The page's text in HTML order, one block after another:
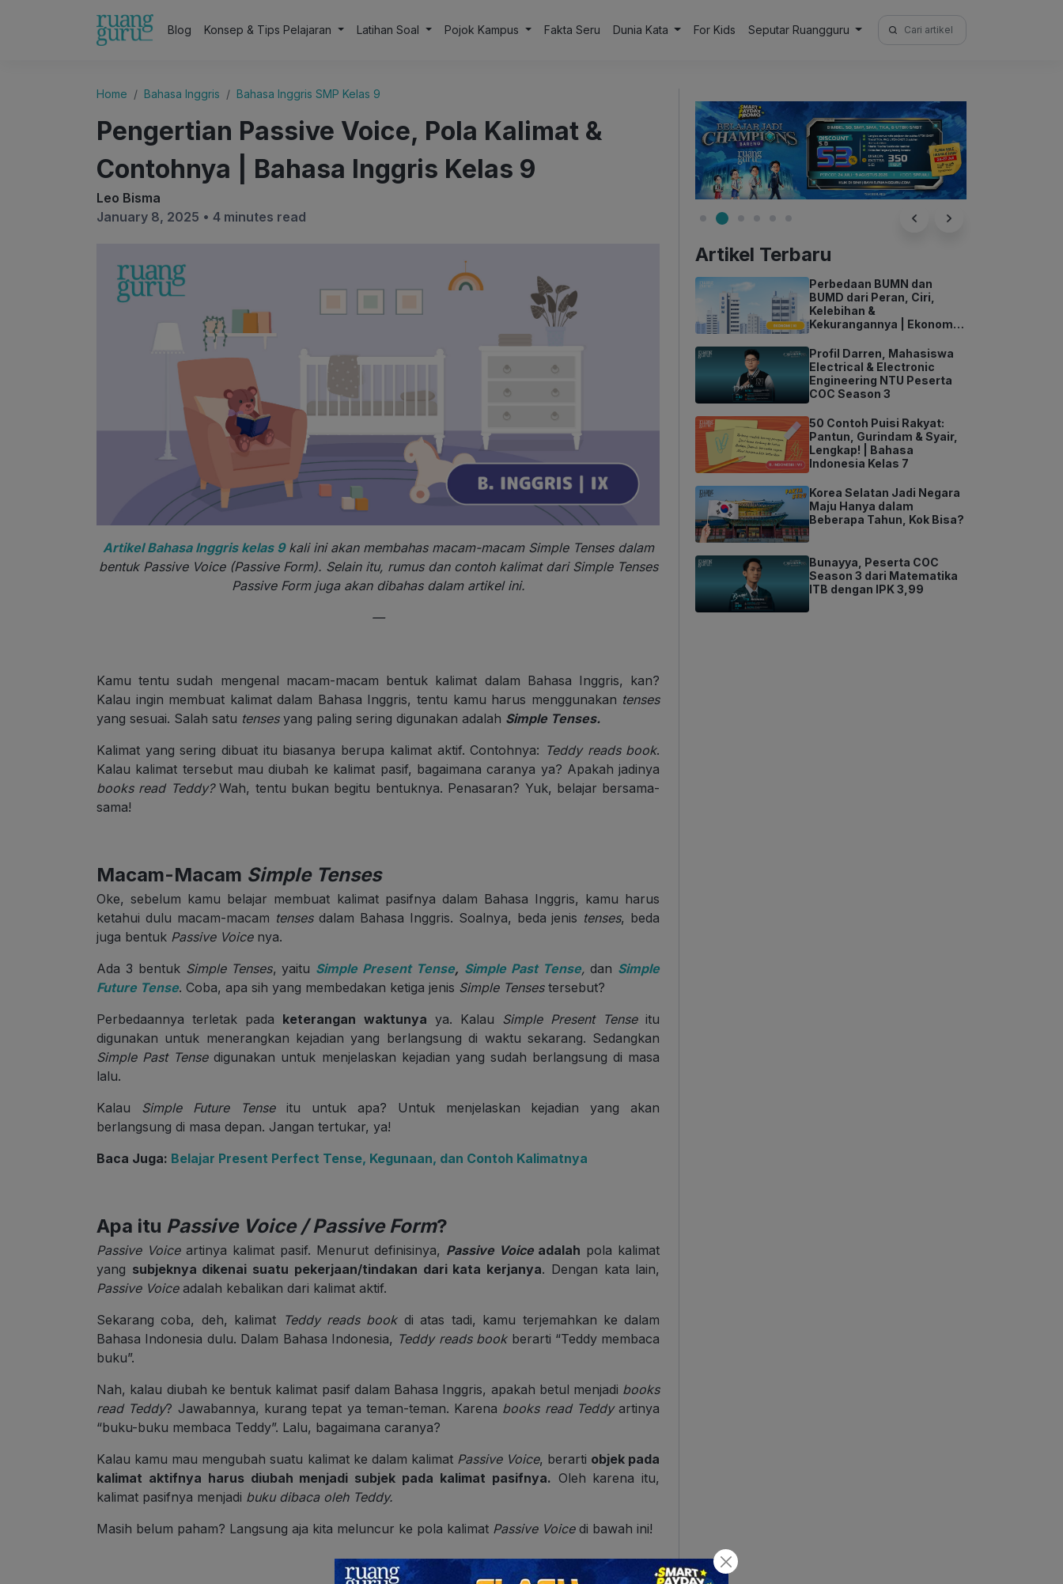
Blog Konsep & Tips Pelajaran Latihan Soal Pojok Kampus Fakta Seru Dunia Kata For Kids Seputar Ruangguru
Search
for:
Home Bahasa Inggris Bahasa Inggris SMP Kelas 9
Pengertian Passive Voice, Pola Kalimat &
Contohnya | Bahasa Inggris Kelas 9
Leo Bisma
January 8, 2025 • 4 minutes read
Artikel Bahasa Inggris kelas 9kali ini akan membahas macam-macam Simple Tenses dalam
bentuk Passive Voice (Passive Form). Selain itu, rumus dan contoh kalimat dari Simple Tenses
Passive Form juga akan dibahas dalam artikel ini.
—
Kamu tentu sudah mengenal macam-macam bentuk kalimat dalam Bahasa Inggris, kan?
Kalau ingin membuat kalimat dalam Bahasa Inggris, tentu kamu harus menggunakan tenses
yang sesuai. Salah satu tensesyang paling sering digunakan adalah Simple Tenses.
Kalimat yang sering dibuat itu biasanya berupa kalimat aktif. Contohnya: Teddy reads book.
Kalau kalimat tersebut mau diubah ke kalimat pasif, bagaimana caranya ya? Apakah jadinya
books read Teddy?Wah, tentu bukan begitu bentuknya. Penasaran? Yuk, belajar bersama-
sama!
Macam-Macam Simple Tenses
Oke, sebelum kamu belajar membuat kalimat pasifnya dalam Bahasa Inggris, kamu harus
ketahui dulu macam-macam tensesdalam Bahasa Inggris. Soalnya, beda jenis tenses, beda
juga bentuk Passive Voicenya.
Ada 3 bentuk Simple Tenses, yaitu Simple Present Tense, Simple Past Tense, dan Simple
Future Tense. Coba, apa sih yang membedakan ketiga jenis Simple Tensestersebut?
Perbedaannya terletak pada keterangan waktunya ya. Kalau Simple Present Tenseitu
digunakan untuk menerangkan kejadian yang berlangsung di waktu sekarang. Sedangkan
Simple Past Tensedigunakan untuk menjelaskan kejadian yang sudah berlangsung di masa
lalu.
Kalau Simple Future Tenseitu untuk apa? Untuk menjelaskan kejadian yang akan
berlangsung di masa depan. Jangan tertukar, ya!
Baca Juga: Belajar Present Perfect Tense, Kegunaan, dan Contoh Kalimatnya
Apa itu Passive Voice / Passive Form?
Passive Voiceartinya kalimat pasif. Menurut definisinya, Passive Voiceadalah pola kalimat
yang subjeknya dikenai suatu pekerjaan/tindakan dari kata kerjanya. Dengan kata lain,
Passive Voiceadalah kebalikan dari kalimat aktif.
Sekarang coba, deh, kalimat Teddy reads book di atas tadi, kamu terjemahkan ke dalam
Bahasa Indonesia dulu. Dalam Bahasa Indonesia, Teddy reads bookberarti “Teddy membaca
buku”.
Nah, kalau diubah ke bentuk kalimat pasif dalam Bahasa Inggris, apakah betul menjadi books
read Teddy? Jawabannya, kurang tepat ya teman-teman. Karena books read Teddyartinya
“buku-buku membaca Teddy”. Lalu, bagaimana caranya?
Kalau kamu mau mengubah suatu kalimat ke dalam kalimat Passive Voice, berarti objek pada
kalimat aktifnya harus diubah menjadi subjek pada kalimat pasifnya. Oleh karena itu,
kalimat pasifnya menjadi buku dibaca oleh Teddy.
Masih belum paham? Langsung aja kita meluncur ke pola kalimat Passive Voicedi bawah ini!
Artikel Terbaru
Perbedaan BUMN dan
BUMD dari Peran, Ciri,
Kelebihan &
Kekurangannya | Ekonomi
Profil Darren, Mahasiswa
Electrical & Electronic
Engineering NTU Peserta
COC Season 3
50 Contoh Puisi Rakyat:
Pantun, Gurindam & Syair,
Lengkap! | Bahasa
Indonesia Kelas 7
Korea Selatan Jadi Negara
Maju Hanya dalam
Beberapa Tahun, Kok Bisa?
Bunayya, Peserta COC
Season 3 dari Matematika
ITB dengan IPK 3,99